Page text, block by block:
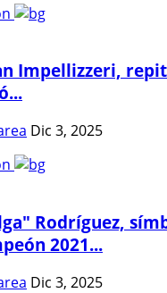
Impellizzeri,
Dic 3, 2025
Rodríguez,
2021...
Dic 3, 2025